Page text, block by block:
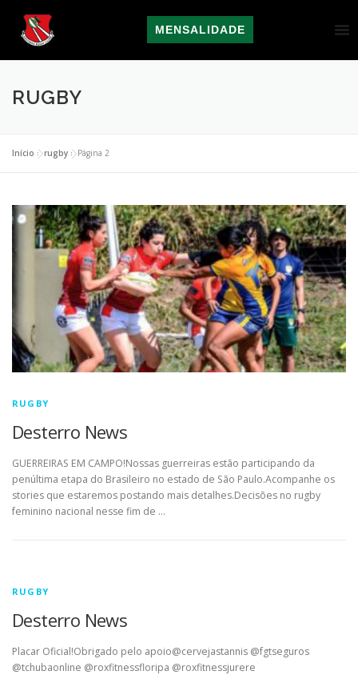
MENSALIDADE
RUGBY
Início »rugby »Página 2
RUGBY
Desterro News
GUERREIRAS EM CAMPO!Nossas guerreiras estão participando da
penúltima etapa do Brasileiro no estado de São Paulo.Acompanhe os
stories que estaremos postando mais detalhes.Decisões no rugby
feminino nacional nesse fim de …
RUGBY
Desterro News
Placar Oficial!Obrigado pelo apoio@cervejastannis @fgtseguros
@tchubaonline @roxfitnessfloripa @roxfitnessjurere